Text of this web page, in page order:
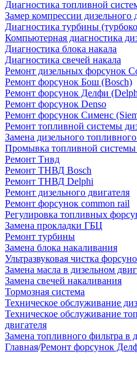
Диагностика топливной
Замер компрессии дизельного
Диагностика турбины
Компьютерная диагностика
Диагностика блока накала
Диагностика свечей накала
Ремонт дизельных форсунок
Ремонт форсунок Бош (Bosch)
Ремонт форсунок Делфи
Ремонт форсунок Denso
Ремонт форсунок Сименс
Ремонт топливной системы
Замена дизельного топливного
Промывка топливной системы
Ремонт Тнвд
Ремонт ТНВД Bosch
Ремонт ТНВД Delphi
Ремонт дизельного двигателя
Ремонт форсунок common rail
Регулировка топливных
Замена прокладки ГБЦ
Ремонт турбины
Замена блока накаливания
Ультразвуковая чистка
Замена масла в дизельном
Замена свечей накаливания
Тормозная система
Техническое обслуживание
Техническое обслуживание
двигателя
Замена топливного фильтра в
Главная/Ремонт форсунок